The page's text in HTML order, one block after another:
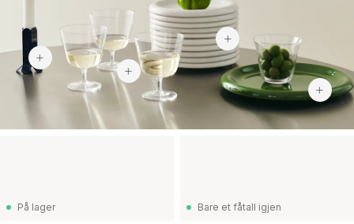
279 kr
På lager Bare et fåtall igjen